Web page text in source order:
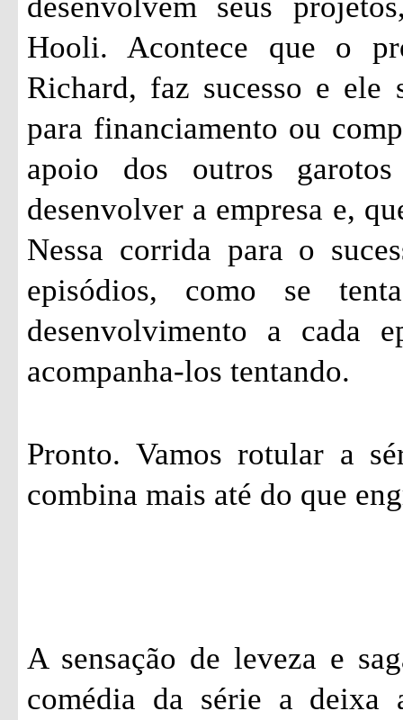
Hooli. Acontece que o
Richard, faz sucesso e ele
para financiamento ou
apoio dos outros
desenvolver a empresa e,
Nessa corrida para o
episódios, como se
desenvolvimento a cada
acompanha-los tentando.
Pronto. Vamos rotular a
combina mais até do que
A sensação de leveza e
comédia da série a deixa